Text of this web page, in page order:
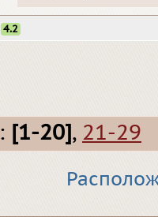
4.2
: [1-20], 21-29